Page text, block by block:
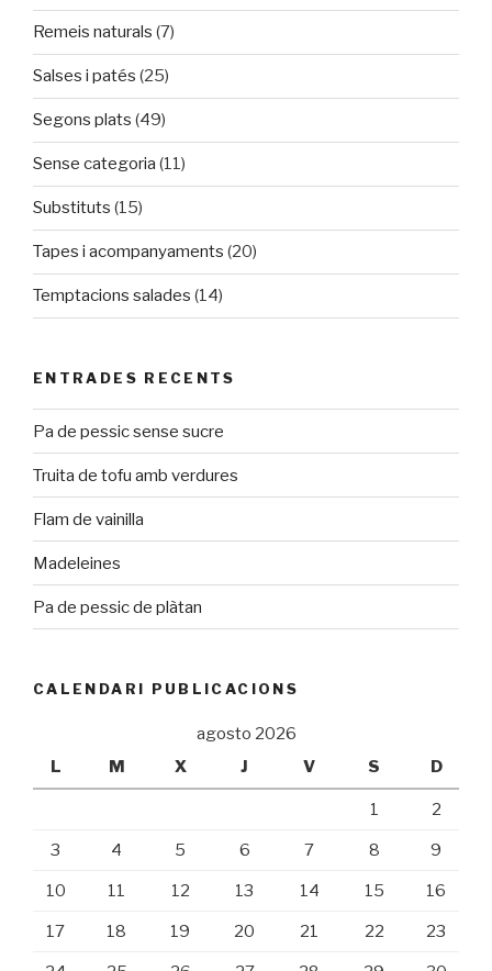
Remeis naturals (7)
Salses i patés (25)
Segons plats (49)
Sense categoria (11)
Substituts (15)
Tapes i acompanyaments (20)
Temptacions salades (14)
ENTRADES RECENTS
Pa de pessic sense sucre
Truita de tofu amb verdures
Flam de vainilla
Madeleines
Pa de pessic de plàtan
CALENDARI PUBLICACIONS
agosto 2026
L
M X J V S D
1 2
3 4 5 6 7 8 9
10 11 12 13 14 15 16
17 18 19 20 21 22 23